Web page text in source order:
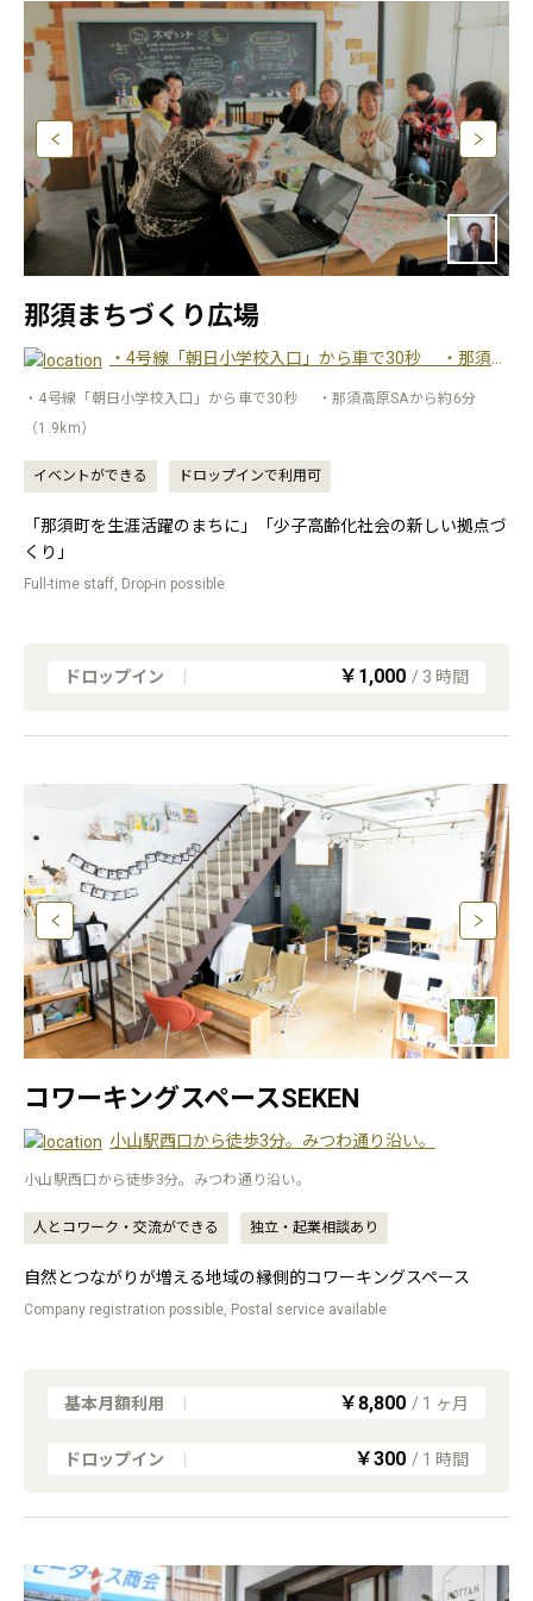
那須まちづくり広場
・4号線「朝日小学校入口」から車で30秒 ・那須高原SAから約6分（1.9km）
・4号線「朝日小学校入口」から車で30秒 ・那須高原SAから約6分
（1.9km）
イベントができる ドロップインで利用可
「那須町を生涯活躍のまちに」「少子高齢化社会の新しい拠点づ
くり」
Full-time staff, Drop-in possible
ドロップイン ￥1,000 / 3 時間
コワーキングスペースSEKEN
小山駅西口から徒歩3分。みつわ通り沿い。
小山駅西口から徒歩3分。みつわ通り沿い。
人とコワーク・交流ができる 独立・起業相談あり
自然とつながりが増える地域の縁側的コワーキングスペース
Company registration possible, Postal service available
基本月額利用 | ￥8,800 / 1 ヶ月
ドロップイン | ￥300 / 1 時間